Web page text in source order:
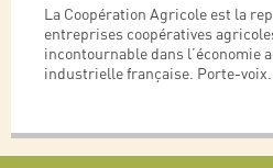
La Coopération Agricole est la
entreprises coopératives
incontournable dans l’économie
industrielle française. Porte-voix